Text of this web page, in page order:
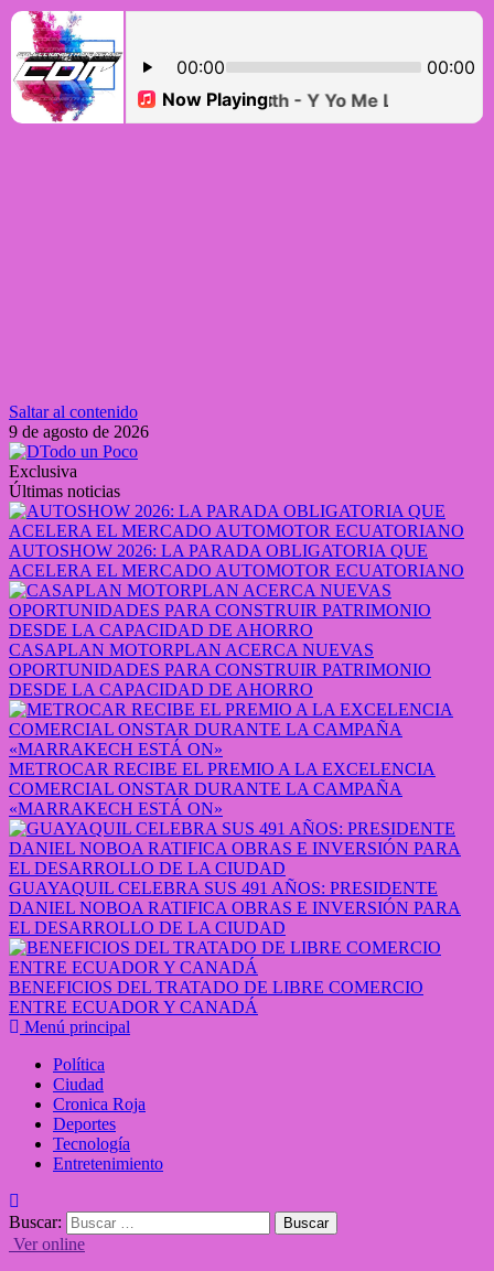
Saltar al contenido
9 de agosto de 2026
Exclusiva
Últimas noticias
AUTOSHOW 2026: LA PARADA OBLIGATORIA QUE
ACELERA EL MERCADO AUTOMOTOR ECUATORIANO
CASAPLAN MOTORPLAN ACERCA NUEVAS
OPORTUNIDADES PARA CONSTRUIR PATRIMONIO
DESDE LA CAPACIDAD DE AHORRO
METROCAR RECIBE EL PREMIO A LA EXCELENCIA
COMERCIAL ONSTAR DURANTE LA CAMPAÑA
«MARRAKECH ESTÁ ON»
GUAYAQUIL CELEBRA SUS 491 AÑOS: PRESIDENTE
DANIEL NOBOA RATIFICA OBRAS E INVERSIÓN PARA
EL DESARROLLO DE LA CIUDAD
BENEFICIOS DEL TRATADO DE LIBRE COMERCIO
ENTRE ECUADOR Y CANADÁ
Menú principal
Política
Ciudad
Cronica Roja
Deportes
Tecnología
Entretenimiento
Buscar:
Ver online